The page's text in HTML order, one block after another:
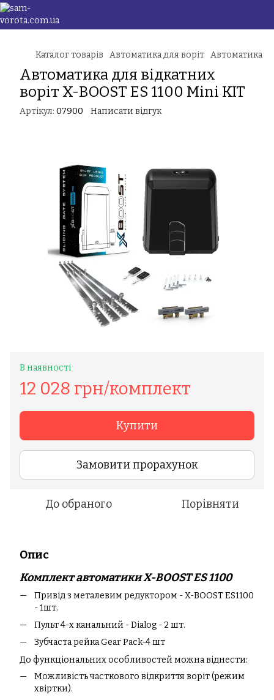
Каталог товарів Автоматика для воріт Автоматика
Автоматика для відкатних
воріт X-BOOST ES 1100 Mini KIT
Артікул: 07900 Написати відгук
В наявності
12 028 грн/комплект
Купити
Замовити прорахунок
До обраного Порівняти
Опис
Комплект автоматики X-BOOST ES 1100
Привід з металевим редуктором - X-BOOST ES1100
- 1шт.
Пульт 4-х канальний - Dialog - 2 шт.
Зубчаста рейка Gear Pack-4 шт
До функціональних особливостей можна віднести:
Можливість часткового відкриття воріт (режим
хвіртки).